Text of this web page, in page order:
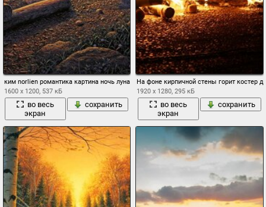
ким norlien романтика картина ночь луна отдых туризм река лодка костер островок
1600 x 1200, 537 кБ
во весь
экран
сохранить
На фоне кирпичной стены горит костер
1920 x 1280, 295 кБ
во весь
экран
сохранить